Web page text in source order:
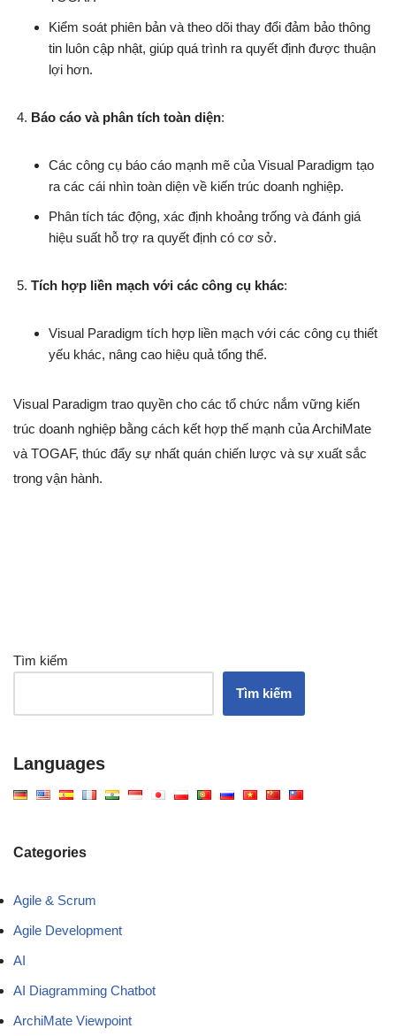
Kiểm soát phiên bản và theo dõi thay đổi đảm bảo thông
tin luôn cập nhật, giúp quá trình ra quyết định được thuận
lợi hơn.
Báo cáo và phân tích toàn diện:
Các công cụ báo cáo mạnh mẽ của Visual Paradigm tạo
ra các cái nhìn toàn diện về kiến trúc doanh nghiệp.
Phân tích tác động, xác định khoảng trống và đánh giá
hiệu suất hỗ trợ ra quyết định có cơ sở.
Tích hợp liền mạch với các công cụ khác:
Visual Paradigm tích hợp liền mạch với các công cụ thiết
yếu khác, nâng cao hiệu quả tổng thể.
Visual Paradigm trao quyền cho các tổ chức nắm vững kiến
trúc doanh nghiệp bằng cách kết hợp thế mạnh của ArchiMate
và TOGAF, thúc đẩy sự nhất quán chiến lược và sự xuất sắc
trong vận hành.
Tìm kiếm
Tìm kiếm
Languages
Categories
Agile & Scrum
Agile Development
AI
AI Diagramming Chatbot
ArchiMate Viewpoint